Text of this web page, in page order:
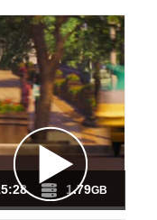
1.79GB